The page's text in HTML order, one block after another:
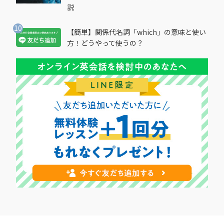
説
【簡単】関係代名詞「which」の意味と使い
方！どうやって使うの？